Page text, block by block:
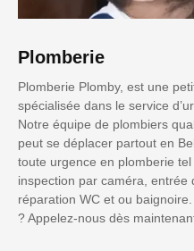
Plomberie
Plomberie Plomby, est une
spécialisée dans le service
Notre équipe de plombiers
peut se déplacer partout en
toute urgence en plomberie
inspection par caméra, entrée
réparation WC et ou
? Appelez-nous dès